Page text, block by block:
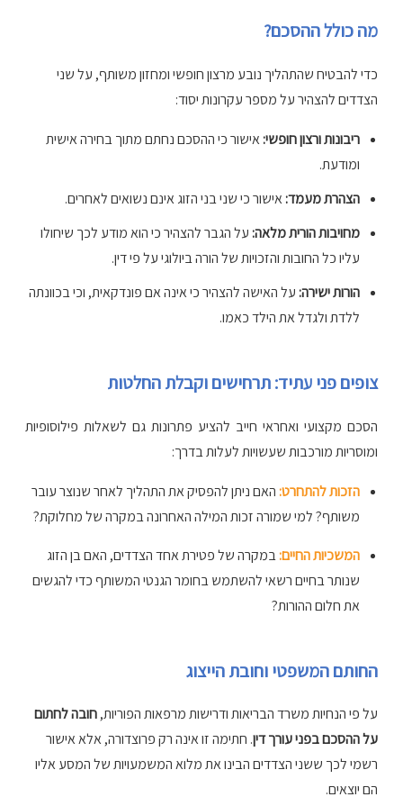
מה כולל ההסכם?
כדי להבטיח שהתהליך נובע מרצון חופשי ומחזון משותף, על שני
הצדדים להצהיר על מספר עקרונות יסוד:
ריבונות ורצון חופשי:אישור כי ההסכם נחתם מתוך בחירה אישית
ומודעת.
הצהרת מעמד:אישור כי שני בני הזוג אינם נשואים לאחרים.
מחויבות הורית מלאה:על הגבר להצהיר כי הוא מודע לכך שיחולו
עליו כל החובות והזכויות של הורה ביולוגי על פי דין.
הורות ישירה:על האישה להצהיר כי אינה אם פונדקאית, וכי בכוונתה
ללדת ולגדל את הילד כאמו.
צופים פני עתיד: תרחישים וקבלת החלטות
הסכם מקצועי ואחראי חייב להציע פתרונות גם לשאלות פילוסופיות
ומוסריות מורכבות שעשויות לעלות בדרך:
הזכות להתחרט:האם ניתן להפסיק את התהליך לאחר שנוצר עובר
משותף? למי שמורה זכות המילה האחרונה במקרה של מחלוקת?
המשכיות החיים:במקרה של פטירת אחד הצדדים, האם בן הזוג
שנותר בחיים רשאי להשתמש בחומר הגנטי המשותף כדי להגשים
את חלום ההורות?
החותם המשפטי וחובת הייצוג
על פי הנחיות משרד הבריאות ודרישות מרפאות הפוריות,חובה לחתום
על ההסכם בפני עורך דין. חתימה זו אינה רק פרוצדורה, אלא אישור
רשמי לכך ששני הצדדים הבינו את מלוא המשמעויות של המסע אליו
הם יוצאים.